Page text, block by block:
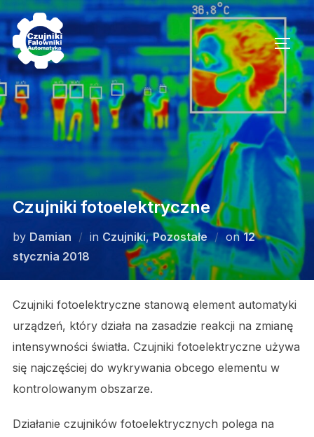
Skip
content
Czujniki fotoelektryczne
by Damian in Czujniki,Pozostałe onPosted
on
12
stycznia 2018
Czujniki fotoelektryczne stanową element automatyki
urządzeń, który działa na zasadzie reakcji na zmianę
intensywności światła. Czujniki fotoelektryczne używa
się najczęściej do wykrywania obcego elementu w
kontrolowanym obszarze.
Działanie czujników fotoelektrycznych polega na